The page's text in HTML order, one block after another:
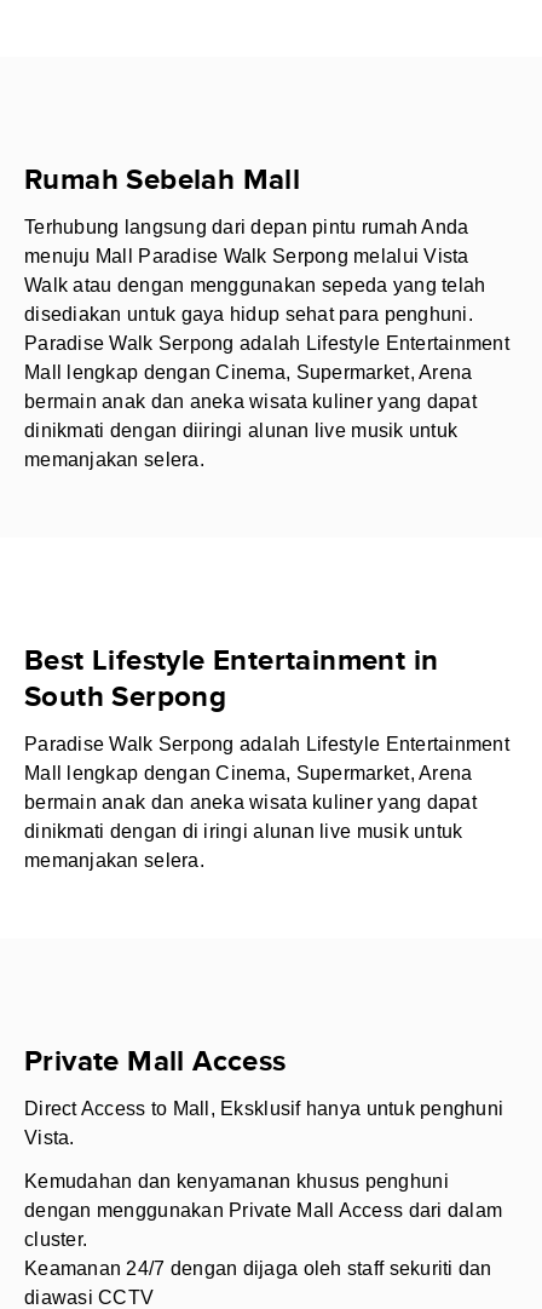
Rumah Sebelah Mall
Terhubung langsung dari depan pintu rumah Anda
menuju Mall Paradise Walk Serpong melalui Vista
Walk atau dengan menggunakan sepeda yang telah
disediakan untuk gaya hidup sehat para penghuni.
Paradise Walk Serpong adalah Lifestyle Entertainment
Mall lengkap dengan Cinema, Supermarket, Arena
bermain anak dan aneka wisata kuliner yang dapat
dinikmati dengan diiringi alunan live musik untuk
memanjakan selera.
Best Lifestyle Entertainment in
South Serpong
Paradise Walk Serpong adalah Lifestyle Entertainment
Mall lengkap dengan Cinema, Supermarket, Arena
bermain anak dan aneka wisata kuliner yang dapat
dinikmati dengan di iringi alunan live musik untuk
memanjakan selera.
Private Mall Access
Direct Access to Mall, Eksklusif hanya untuk penghuni
Vista.
Kemudahan dan kenyamanan khusus penghuni
dengan menggunakan Private Mall Access dari dalam
cluster.
Keamanan 24/7 dengan dijaga oleh staff sekuriti dan
diawasi CCTV